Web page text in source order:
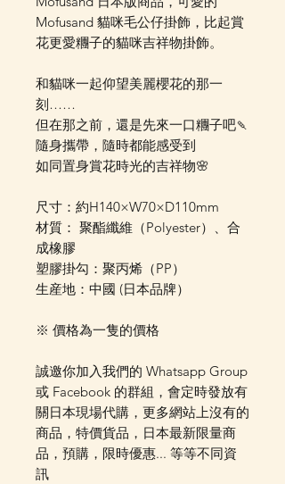
Mofusand 貓咪毛公仔掛飾，比起賞
花更愛糰子的貓咪吉祥物掛飾。
和貓咪一起仰望美麗櫻花的那一
刻……
但在那之前，還是先來一口糰子吧🍡
隨身攜帶，隨時都能感受到
如同置身賞花時光的吉祥物🌸
尺寸：約H140×W70×D110mm
材質： 聚酯纖維（Polyester）、合
成橡膠
塑膠掛勾：聚丙烯（PP）
生産地：中國 (日本品牌）
※ 價格為一隻的價格
誠邀你加入我們的 Whatsapp Group
或 Facebook 的群組，會定時發放有
關日本現場代購，更多網站上沒有的
商品，特價貨品，日本最新限量商
品，預購，限時優惠... 等等不同資
訊